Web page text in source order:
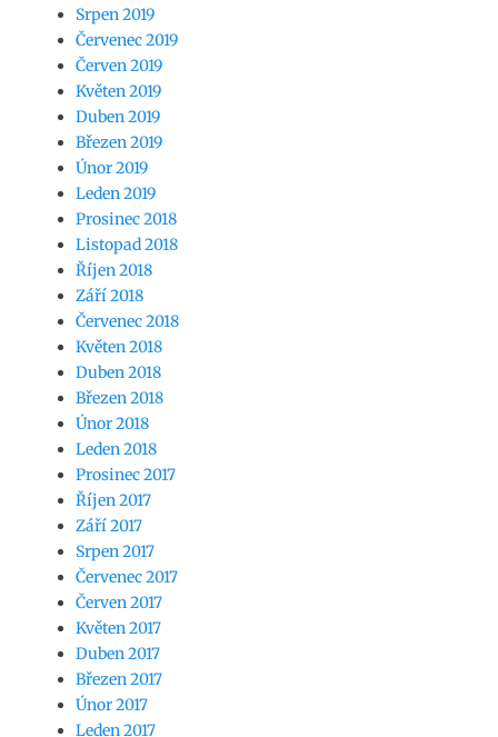
Srpen 2019
Červenec 2019
Červen 2019
Květen 2019
Duben 2019
Březen 2019
Únor 2019
Leden 2019
Prosinec 2018
Listopad 2018
Říjen 2018
Září 2018
Červenec 2018
Květen 2018
Duben 2018
Březen 2018
Únor 2018
Leden 2018
Prosinec 2017
Říjen 2017
Září 2017
Srpen 2017
Červenec 2017
Červen 2017
Květen 2017
Duben 2017
Březen 2017
Únor 2017
Leden 2017